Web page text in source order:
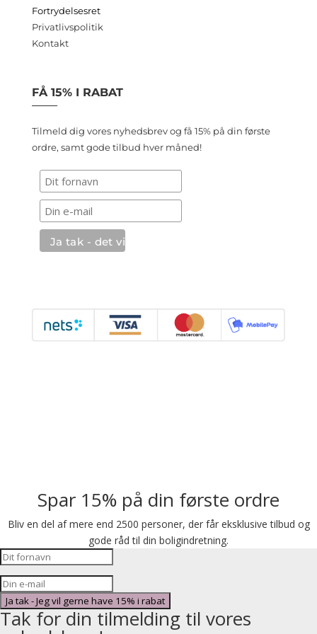
Fortrydelsesret
Privatlivspolitik
Kontakt
FÅ 15% I RABAT
Tilmeld dig vores nyhedsbrev og få 15% på din første
ordre, samt gode tilbud hver måned!
Spar 15% på din første ordre
Bliv en del af mere end 2500 personer, der får eksklusive tilbud og
gode råd til din boligindretning.
Ja tak - Jeg vil gerne have 15% i rabat
Tak for din tilmelding til vores